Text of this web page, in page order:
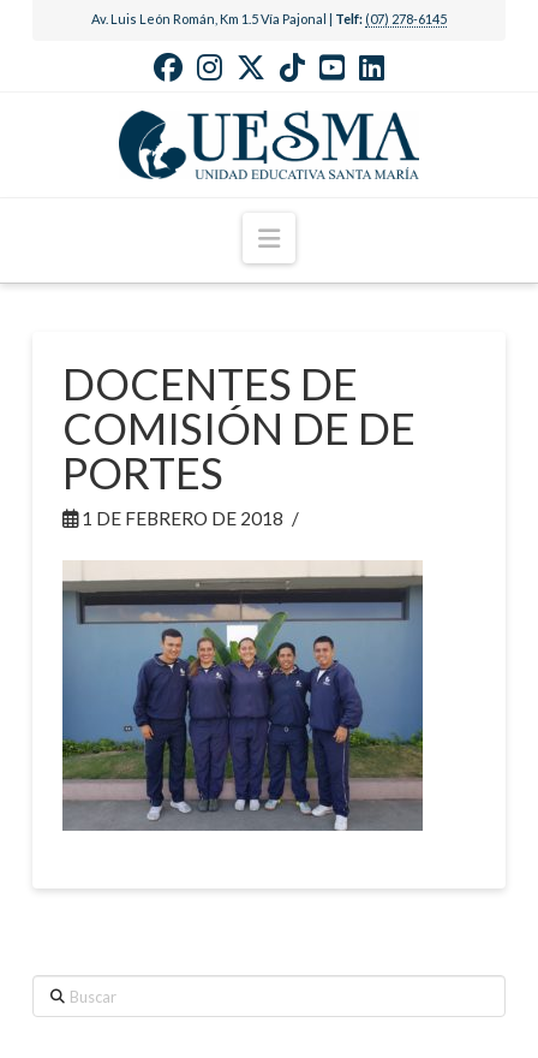
Av. Luis León Román, Km 1.5 Vía Pajonal | Telf: (07) 278-6145
Navigation
DOCENTES DE
COMISIÓN DE DE
PORTES
1 DE FEBRERO DE 2018
Buscar